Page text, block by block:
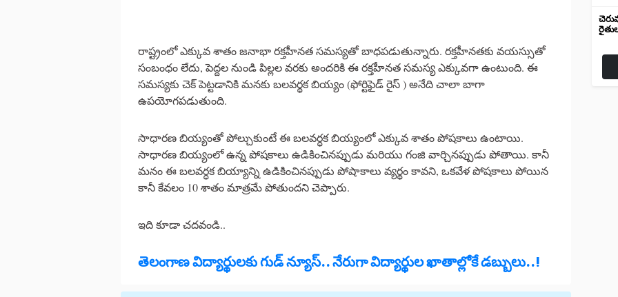
రాష్ట్రంలో ఎక్కువ శాతం జనాభా రక్తహీనత సమస్యతో బాధపడుతున్నారు. రక్తహీనతకు వయస్సుతో
సంబంధం లేదు, పెద్దల నుండి పిల్లల వరకు అందరికి ఈ రక్తహీనత సమస్య ఎక్కువగా ఉంటుంది. ఈ
సమస్యకు చెక్ పెట్టడానికి మనకు బలవర్థక బియ్యం (ఫోర్టిఫైడ్ రైస్ ) అనేది చాలా బాగా
ఉపయోగపడుతుంది.
సాధారణ బియ్యంతో పోల్చుకుంటే ఈ బలవర్ధక బియ్యంలో ఎక్కువ శాతం పోషకాలు ఉంటాయి.
సాధారణ బియ్యంలో ఉన్న పోషకాలు ఉడికించినప్పుడు మరియు గంజి వార్చినప్పుడు పోతాయి. కానీ
మనం ఈ బలవర్ధక బియ్యాన్ని ఉడికించినప్పుడు పోషాకాలు వ్యర్థం కావని, ఒకవేళ పోషకాలు పోయిన
కానీ కేవలం 10 శాతం మాత్రమే పోతుందని చెప్పారు.
ఇది కూడా చదవండి..
తెలంగాణ విద్యార్థులకు గుడ్ న్యూస్.. నేరుగా విద్యార్థుల ఖాతాల్లోకే డబ్బులు..!